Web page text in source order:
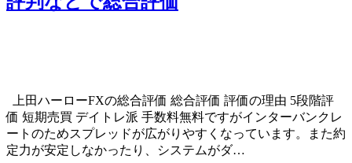
上田ハーローFXの総合評価 総合評価 評価の理由 5段階評
価 短期売買 デイトレ派 手数料無料ですがインターバンクレ
ートのためスプレッドが広がりやすくなっています。また約
定力が安定しなかったり、システムがダ…